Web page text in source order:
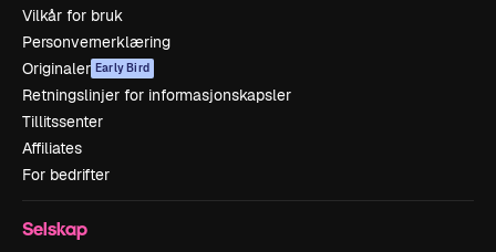
Vilkår for bruk
Personvernerklæring
Originaler Early Bird
Retningslinjer for informasjonskapsler
Tillitssenter
Affiliates
For bedrifter
Selskap